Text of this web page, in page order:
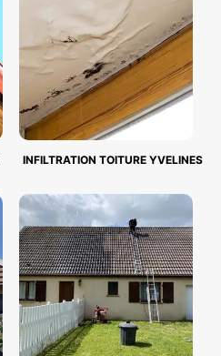
INFILTRATION TOITURE YVELINES